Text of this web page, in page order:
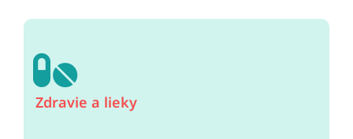
Zdravie a lieky